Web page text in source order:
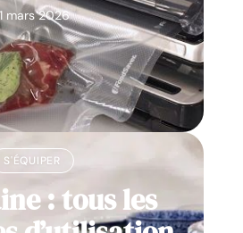
mars 2026
S'ÉQUIPER
: tous les